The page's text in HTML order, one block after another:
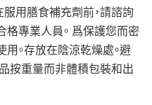
用膳食補充劑前，請諮詢
格專業人員。 爲保護您而密
用。存放在陰涼乾燥處。避
按重量而非體積包裝和出